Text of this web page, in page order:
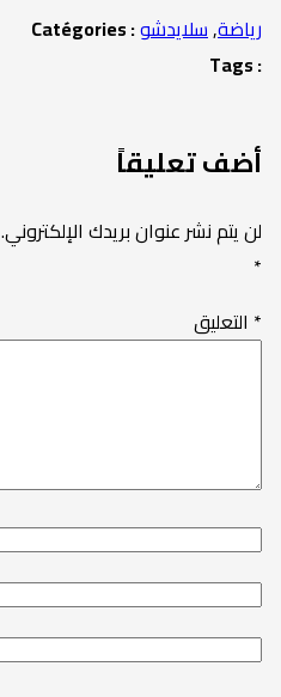
Catégories : رياضة,سلايدشو
Tags :
أضف تعليقاً
لن يتم نشر عنوان بريدك الإلكتروني.
*
*